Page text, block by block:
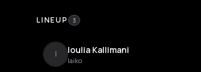
LINEUP 3
I Ioulia Kallimani
laiko